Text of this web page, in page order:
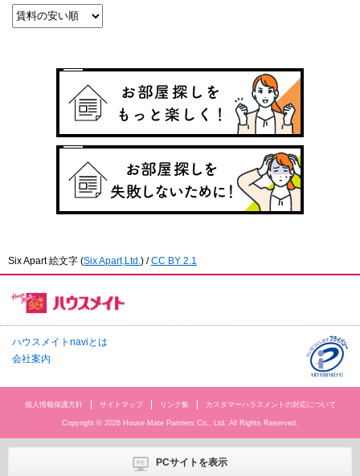
Six Apart 絵文字 (Six Apart,Ltd. ) /CC BY 2.1
ハウスメイトnaviとは
会社案内
個人情報保護方針 サイトマップ リンク集 カスタマーハラスメントの対応について
Copyright © 2026 House Mate Partners Co., Ltd. All Rights Reserved.
PCサイトを表示